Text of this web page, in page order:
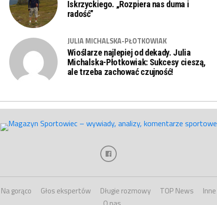
Iskrzyckiego. „Rozpiera nas duma i
radość”
JULIA MICHALSKA-PŁOTKOWIAK
Wioślarze najlepiej od dekady. Julia
Michalska-Płotkowiak: Sukcesy cieszą,
ale trzeba zachować czujność!
Na gorąco Głos ekspertów Długie rozmowy TOP News
Inne